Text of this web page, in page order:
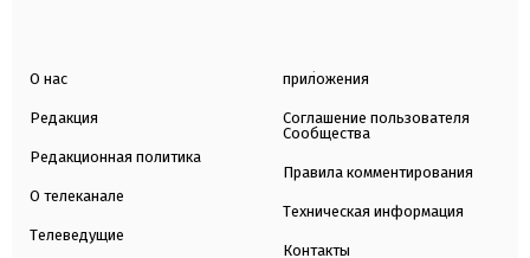
О нас
Редакция
Редакционная политика
О телеканале
Телеведущие
приложения
Соглашение пользователя
Сообщества
Правила комментирования
Техническая информация
Контакты